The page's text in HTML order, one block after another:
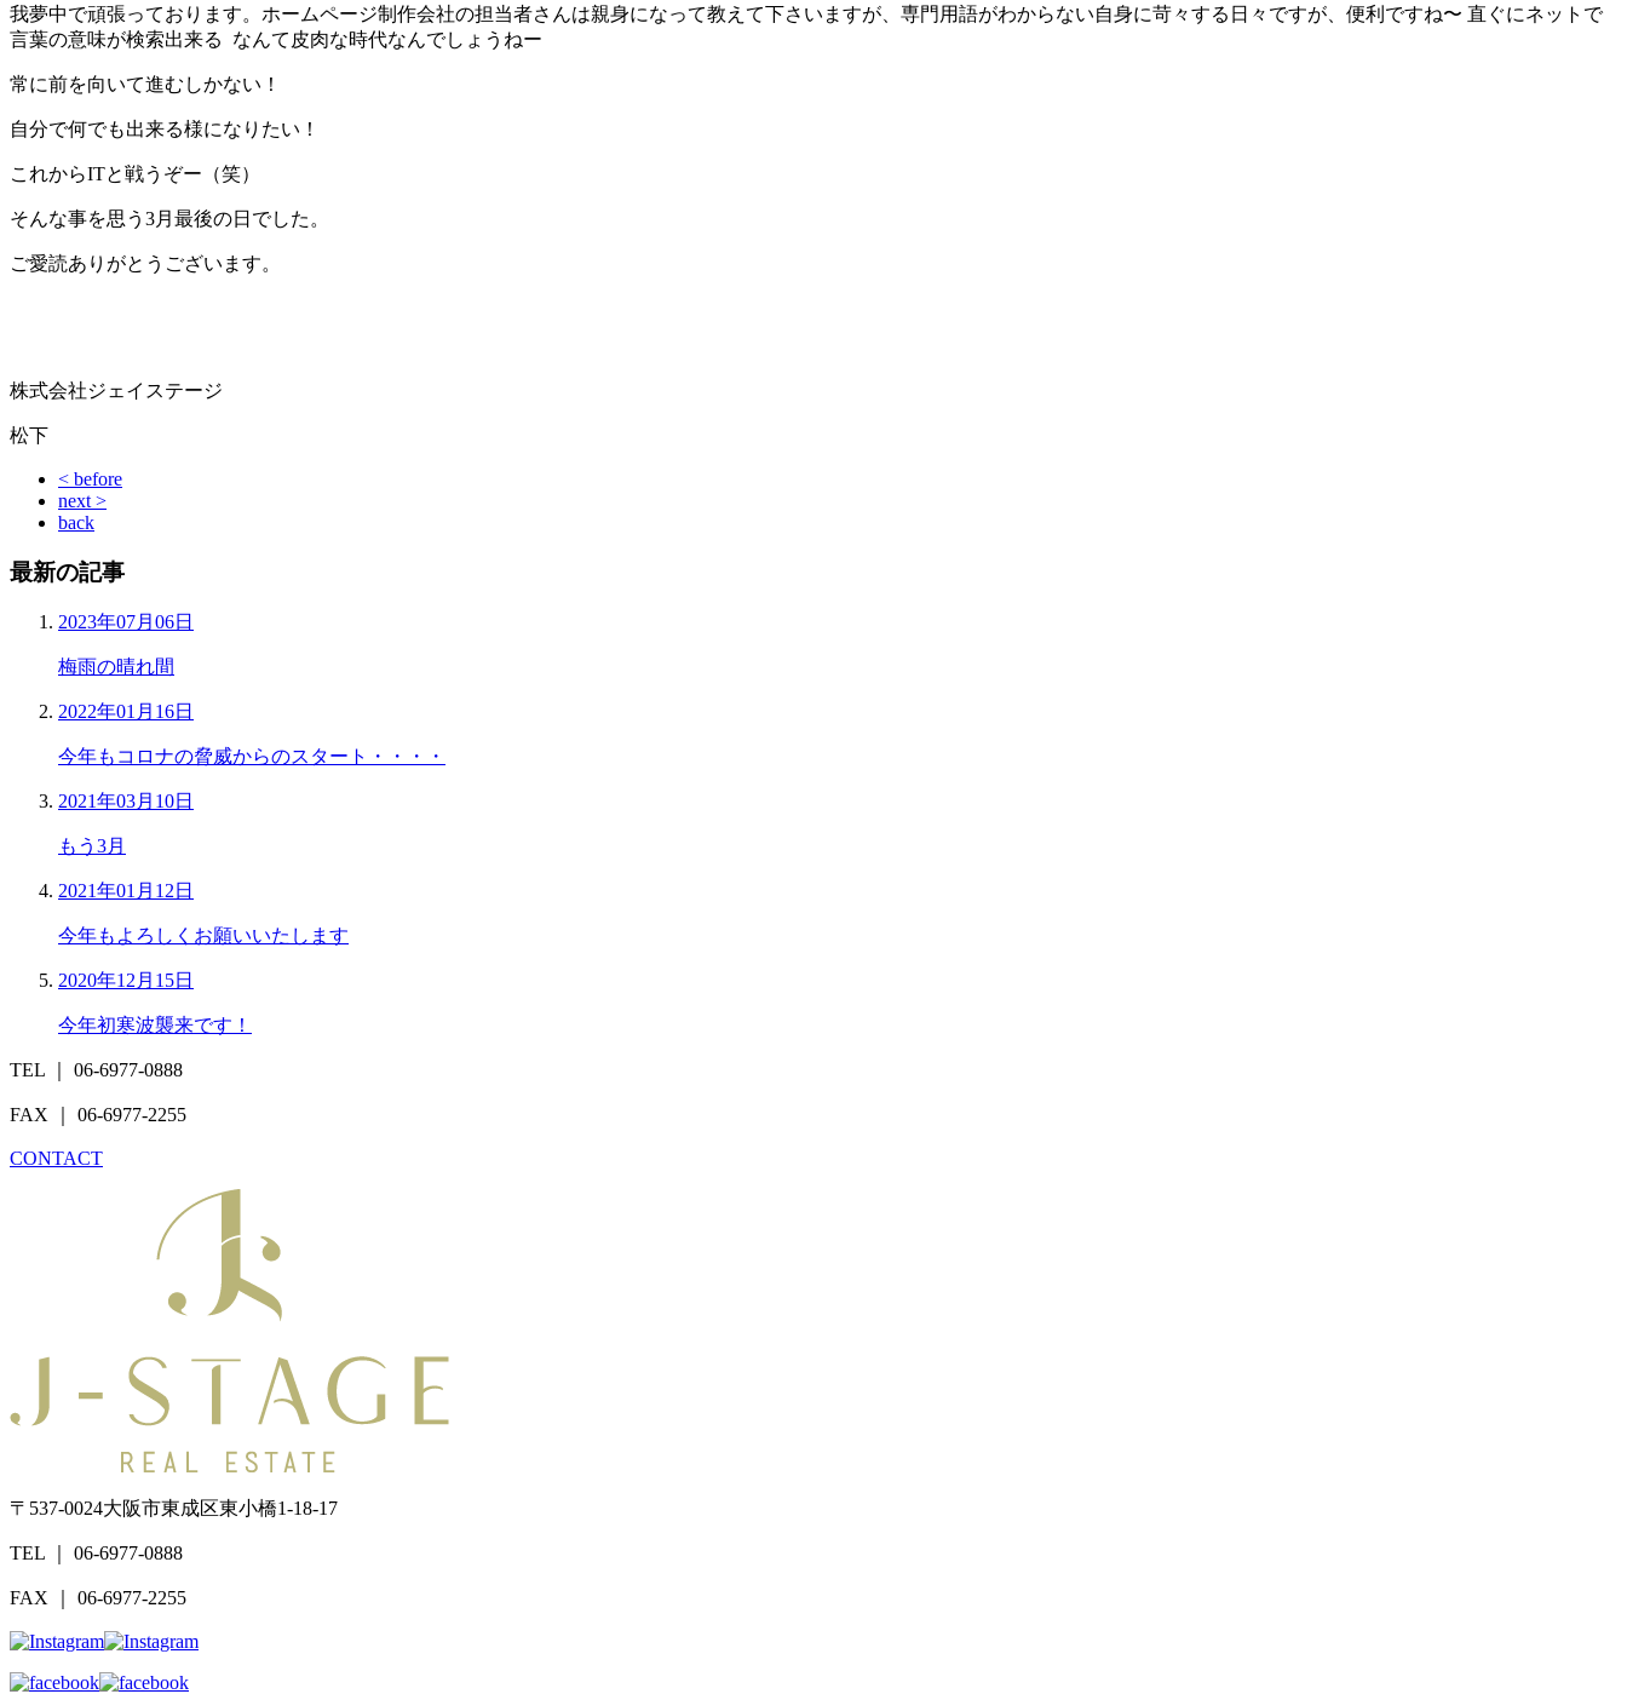
我夢中で頑張っております。ホームページ制作会社の担当者さんは親身になって教えて下さいますが、専門用語がわからない自身に苛々する日々ですが、便利ですね〜 直ぐにネットで
言葉の意味が検索出来る なんて皮肉な時代なんでしょうねー
常に前を向いて進むしかない！
自分で何でも出来る様になりたい！
これからITと戦うぞー（笑）
そんな事を思う3月最後の日でした。
ご愛読ありがとうございます。
株式会社ジェイステージ
松下
< before
next >
back
最新の記事
2023年07月06日
梅雨の晴れ間
2022年01月16日
今年もコロナの脅威からのスタート・・・・
2021年03月10日
もう3月
2021年01月12日
今年もよろしくお願いいたします
2020年12月15日
今年初寒波襲来です！
TEL ｜ 06-6977-0888
FAX ｜ 06-6977-2255
CONTACT
〒537-0024大阪市東成区東小橋1-18-17
TEL ｜ 06-6977-0888
FAX ｜ 06-6977-2255